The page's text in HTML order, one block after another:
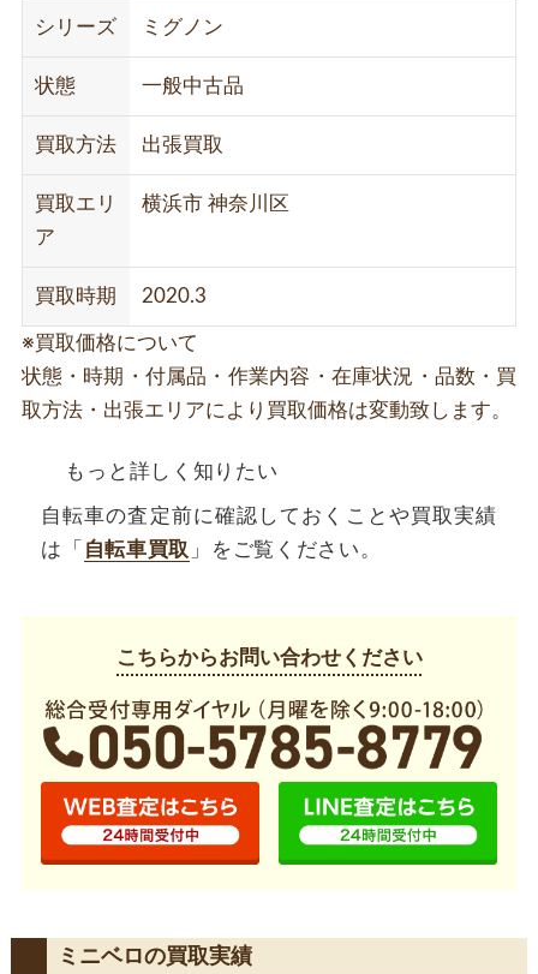
シリーズ ミグノン
状態 一般中古品
買取方法 出張買取
買取エリ
ア
横浜市 神奈川区
買取時期 2020.3
※買取価格について
状態・時期・付属品・作業内容・在庫状況・品数・買
取方法・出張エリアにより買取価格は変動致します。
もっと詳しく知りたい
自転車の査定前に確認しておくことや買取実績
は「 自転車買取 」をご覧ください。
こちらからお問い合わせください
ミニベロの買取実績